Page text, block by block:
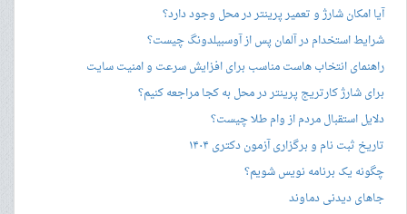
آیا امکان شارژ و تعمیر پرینتر در محل وجود دارد؟
شرایط استخدام در آلمان پس از آوسبیلدونگ چیست؟
راهنمای انتخاب هاست مناسب برای افزایش سرعت و امنیت سایت
برای شارژ کارتریج پرینتر در محل به کجا مراجعه کنیم؟
دلایل استقبال مردم از وام طلا چیست؟
تاریخ ثبت نام و برگزاری آزمون دکتری ۱۴۰۴
چگونه یک برنامه نویس شویم؟
جاهای دیدنی دماوند